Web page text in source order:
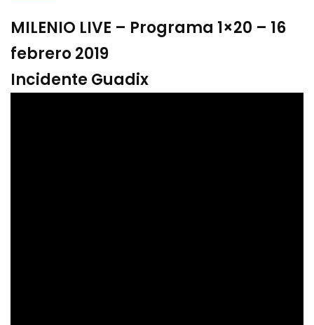
MILENIO LIVE – Programa 1×20 – 16
febrero 2019
Incidente Guadix